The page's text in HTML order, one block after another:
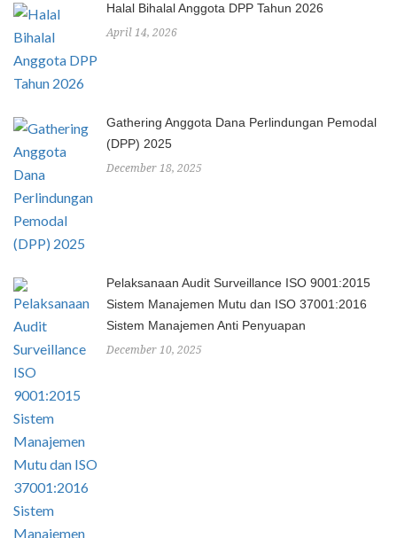
Halal Bihalal Anggota DPP Tahun 2026
April 14, 2026
Gathering Anggota Dana Perlindungan Pemodal
(DPP) 2025
December 18, 2025
Pelaksanaan Audit Surveillance ISO 9001:2015
Sistem Manajemen Mutu dan ISO 37001:2016
Sistem Manajemen Anti Penyuapan
December 10, 2025